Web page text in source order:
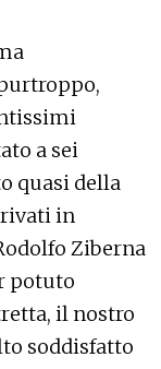
a sei
quasi della
in
Ziberna
potuto
il nostro
soddisfatto